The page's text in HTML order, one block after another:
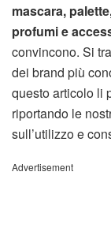
mascara,
profumi e
convincono. Si
dei brand più
questo articolo li
riportando le
sull’utilizzo e
Advertisement